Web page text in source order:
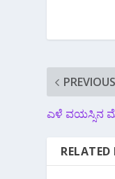
PREVIOUS
ಎಳೆ ವಯಸ್ಸಿನ
RELATED